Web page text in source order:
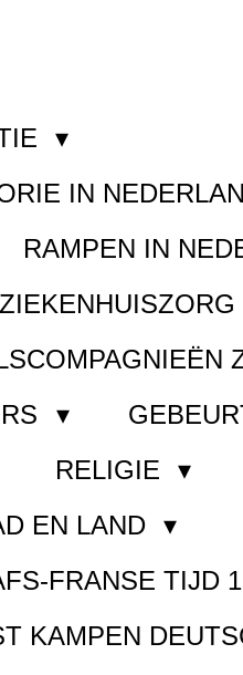
IN
RAMPEN IN
ZIEKENHUISZORG
RELIGIE
EN LAND
FRANSE TIJD
KAMPEN